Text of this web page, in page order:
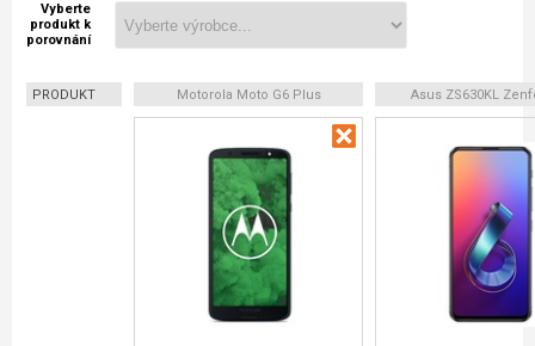
Vyberte
produkt k
porovnání
PRODUKT Motorola Moto G6 Plus Asus ZS630KL